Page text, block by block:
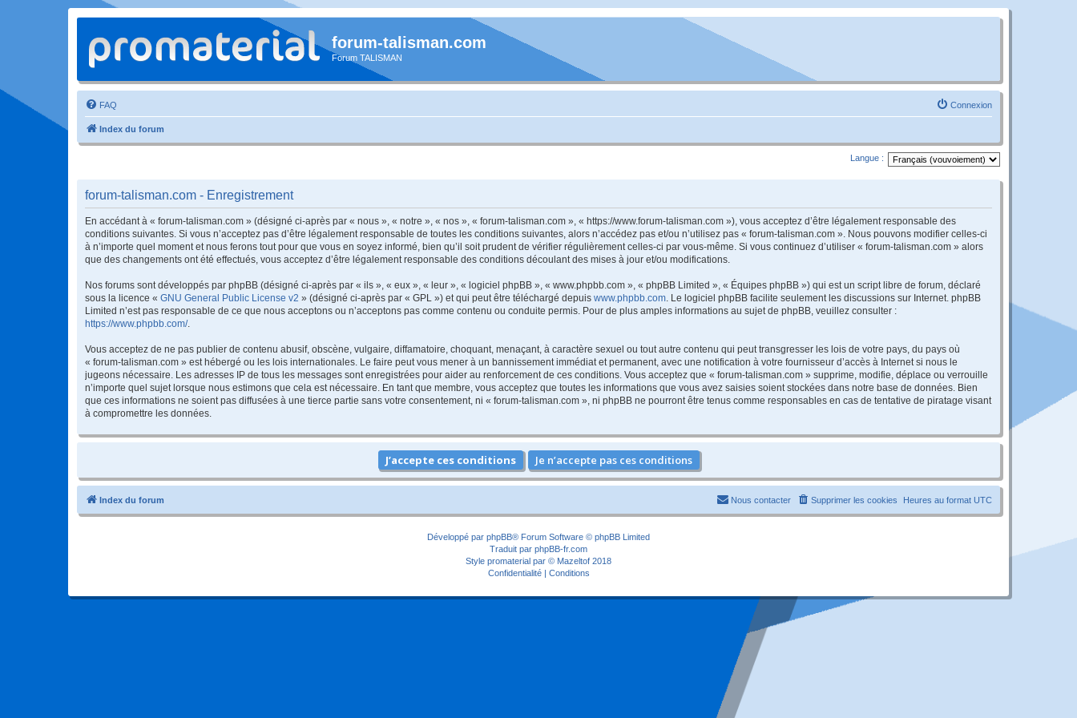
forum-talisman.com
Forum TALISMAN
FAQ Connexion
Index du forum
Langue :
forum-talisman.com - Enregistrement
En accédant à « forum-talisman.com » (désigné ci-après par « nous », « notre », « nos », « forum-talisman.com », « https://www.forum-talisman.com »), vous acceptez d’être légalement responsable des
conditions suivantes. Si vous n’acceptez pas d’être légalement responsable de toutes les conditions suivantes, alors n’accédez pas et/ou n’utilisez pas « forum-talisman.com ». Nous pouvons modifier celles-ci
à n’importe quel moment et nous ferons tout pour que vous en soyez informé, bien qu’il soit prudent de vérifier régulièrement celles-ci par vous-même. Si vous continuez d’utiliser « forum-talisman.com » alors
que des changements ont été effectués, vous acceptez d’être légalement responsable des conditions découlant des mises à jour et/ou modifications.
Nos forums sont développés par phpBB (désigné ci-après par « ils », « eux », « leur », « logiciel phpBB », « www.phpbb.com », « phpBB Limited », « Équipes phpBB ») qui est un script libre de forum, déclaré
sous la licence « GNU General Public License v2 » (désigné ci-après par « GPL ») et qui peut être téléchargé depuis www.phpbb.com. Le logiciel phpBB facilite seulement les discussions sur Internet. phpBB
Limited n’est pas responsable de ce que nous acceptons ou n’acceptons pas comme contenu ou conduite permis. Pour de plus amples informations au sujet de phpBB, veuillez consulter :
https://www.phpbb.com/.
Vous acceptez de ne pas publier de contenu abusif, obscène, vulgaire, diffamatoire, choquant, menaçant, à caractère sexuel ou tout autre contenu qui peut transgresser les lois de votre pays, du pays où
« forum-talisman.com » est hébergé ou les lois internationales. Le faire peut vous mener à un bannissement immédiat et permanent, avec une notification à votre fournisseur d’accès à Internet si nous le
jugeons nécessaire. Les adresses IP de tous les messages sont enregistrées pour aider au renforcement de ces conditions. Vous acceptez que « forum-talisman.com » supprime, modifie, déplace ou verrouille
n’importe quel sujet lorsque nous estimons que cela est nécessaire. En tant que membre, vous acceptez que toutes les informations que vous avez saisies soient stockées dans notre base de données. Bien
que ces informations ne soient pas diffusées à une tierce partie sans votre consentement, ni « forum-talisman.com », ni phpBB ne pourront être tenus comme responsables en cas de tentative de piratage visant
à compromettre les données.
Index du forum Heures au format UTC
Supprimer les cookies
Nous contacter
Développé par phpBB® Forum Software © phpBB Limited
Traduit par phpBB-fr.com
Style promaterial par © Mazeltof 2018
Confidentialité| Conditions